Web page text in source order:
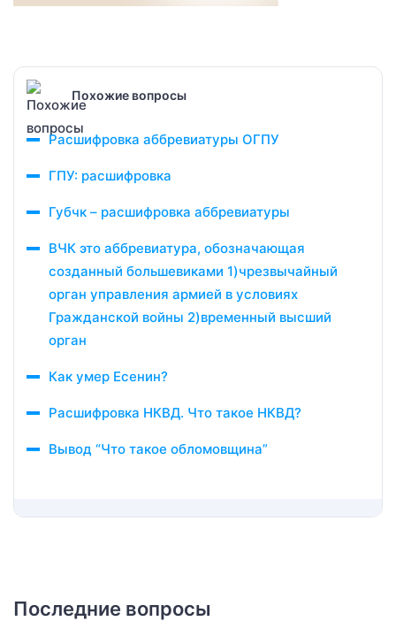
Похожие вопросы
Расшифровка аббревиатуры ОГПУ
ГПУ: расшифровка
Губчк – расшифровка аббревиатуры
ВЧК это аббревиатура, обозначающая
созданный большевиками 1)чрезвычайный
орган управления армией в условиях
Гражданской войны 2)временный высший
орган
Как умер Есенин?
Расшифровка НКВД. Что такое НКВД?
Вывод “Что такое обломовщина”
Последние вопросы